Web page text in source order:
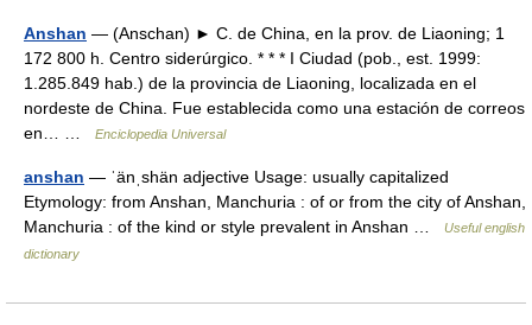
Anshan — (Anschan) ► C. de China, en la prov. de Liaoning; 1
172 800 h. Centro siderúrgico. * * * I Ciudad (pob., est. 1999:
1.285.849 hab.) de la provincia de Liaoning, localizada en el
nordeste de China. Fue establecida como una estación de correos
en… …
Enciclopedia Universal
anshan — ˈänˌshän adjective Usage: usually capitalized
Etymology: from Anshan, Manchuria : of or from the city of Anshan,
Manchuria : of the kind or style prevalent in Anshan …
Useful english
dictionary